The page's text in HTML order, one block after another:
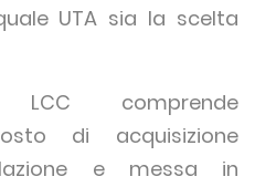
UTA sia la scelta
LCC comprende
di acquisizione
e messa in